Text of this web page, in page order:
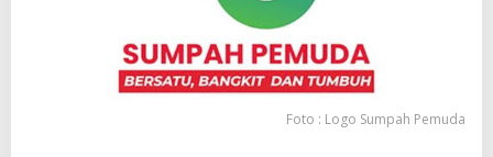
S
P
2
Foto : Logo Sumpah Pemuda